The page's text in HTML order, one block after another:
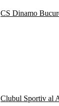
CS Dinamo
Clubul Sportiv al